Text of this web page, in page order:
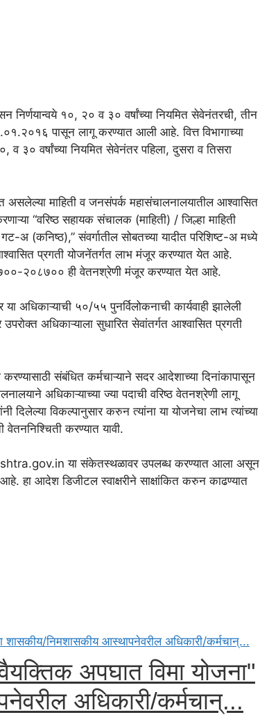
निर्णयान्वये १०, २० व ३० वर्षांच्या नियमित सेवेनंतरची, तीन
पासून लागू करण्यात आली आहे. वित्त विभागाच्या
३० वर्षांच्या नियमित सेवेनंतर पहिला, दुसरा व तिसरा
असलेल्या माहिती व जनसंपर्क महासंचालनालयातील आश्वासित
“वरिष्ठ सहायक संचालक (माहिती) / जिल्हा माहिती
अ (कनिष्ठ),” संवर्गातील सोबतच्या यादीत परिशिष्ट-अ मध्ये
प्रगती योजनेंतर्गत लाभ मंजूर करण्यात येत आहे.
२०८७०० ही वेतनश्रेणी मंजूर करण्यात येत आहे.
अधिकाऱ्याची ५०/५५ पुनर्विलोकनाची कार्यवाही झालेली
उपरोक्त अधिकाऱ्याला सुधारित सेवांतर्गत आश्वासित प्रगती
संबंधित कर्मचाऱ्याने सदर आदेशाच्या दिनांकापासून
अधिकाऱ्याच्या ज्या पदाची वरिष्ठ वेतनश्रेणी लागू
दिलेल्या विकल्पानुसार करुन त्यांना या योजनेचा लाभ त्यांच्या
करण्यात यावी.
या संकेतस्थळावर उपलब्ध करण्यात आला असून
आदेश डिजीटल स्वाक्षरीने साक्षांकित करुन काढण्यात
अपघात विमा योजना"
अधिकारी/कर्मचान्...